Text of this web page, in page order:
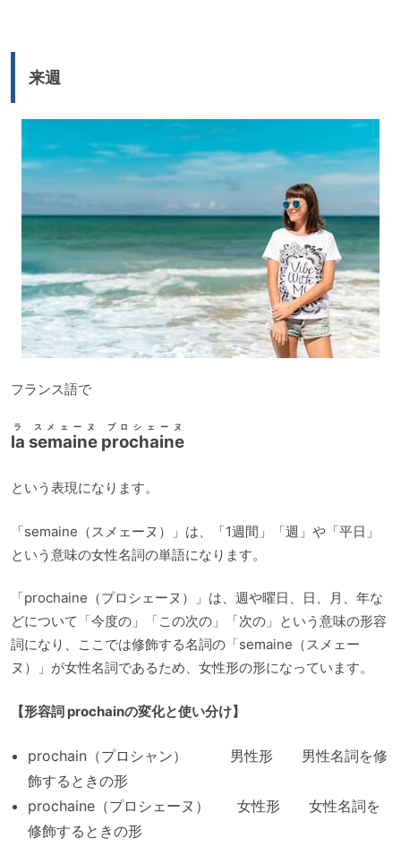
ー
来週
フランス語で
la semaine prochaine
ラ スメェーヌ プロシェーヌ
という表現になります。
「semaine（スメェーヌ）」は、「1週間」「週」や「平日」
という意味の女性名詞の単語になります。
「prochaine（プロシェーヌ）」は、週や曜日、日、月、年な
どについて「今度の」「この次の」「次の」という意味の形容
詞になり、ここでは修飾する名詞の「semaine（スメェー
ヌ）」が女性名詞であるため、女性形の形になっています。
【形容詞 prochainの変化と使い分け】
prochain（プロシャン） 男性形 男性名詞を修
飾するときの形
prochaine（プロシェーヌ） 女性形 女性名詞を
修飾するときの形